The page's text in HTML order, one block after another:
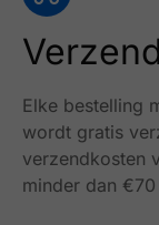
Elke bestelling
wordt gratis
verzendkosten
minder dan